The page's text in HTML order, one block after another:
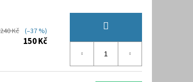
240 Kč (–37 %)
150 Kč